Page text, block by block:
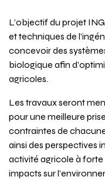
L’objectif du projet
et techniques de
concevoir des
biologique afin
agricoles.
Les travaux seront
pour une meilleure
contraintes de
ainsi des perspectives
activité agricole à
impacts sur